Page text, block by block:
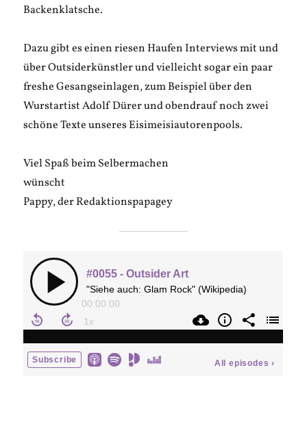
Backenklatsche.
Dazu gibt es einen riesen Haufen Interviews mit und
über Outsiderkünstler und vielleicht sogar ein paar
freshe Gesangseinlagen, zum Beispiel über den
Wurstartist Adolf Dürer und obendrauf noch zwei
schöne Texte unseres Eisimeisiautorenpools.
Viel Spaß beim Selbermachen
wünscht
Pappy, der Redaktionspapagey